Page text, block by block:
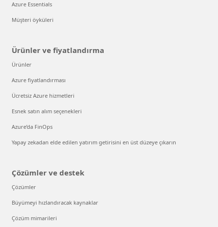
Azure Essentials
Müşteri öyküleri
Ürünler ve fiyatlandırma
Ürünler
Azure fiyatlandırması
Ücretsiz Azure hizmetleri
Esnek satın alım seçenekleri
Azure’da FinOps
Yapay zekadan elde edilen yatırım getirisini en üst düzeye çıkarın
Çözümler ve destek
Çözümler
Büyümeyi hızlandıracak kaynaklar
Çözüm mimarileri